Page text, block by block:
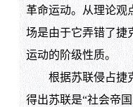
革命运动。从理论观
场是由于它弄错了捷
运动的阶级性质。
根据苏联侵占捷克
得出苏联是“社会帝